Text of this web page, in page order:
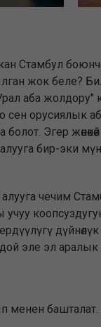
Стамбул
жок беле?
аба жолдору"
орусиялык
Эгер
бир-эки
чечим
эле эл аралык
менен